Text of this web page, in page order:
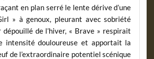
en plan serré le lente dérive d’une
» à genoux, pleurant avec sobriété
dépouillé de l’hiver, « Brave » respirait
intensité douloureuse et apportait la
de l’extraordinaire potentiel scénique